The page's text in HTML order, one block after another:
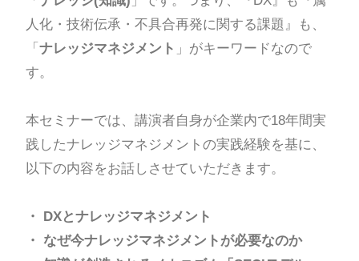
人化・技術伝承・不具合再発に関する課題』も、
「 ナレッジマネジメント 」がキーワードなので
す。
本セミナーでは、講演者自身が企業内で18年間実
践したナレッジマネジメントの実践経験を基に、
以下の内容をお話しさせていただきます。
・ DXとナレッジマネジメント
・ なぜ今ナレッジマネジメントが必要なのか